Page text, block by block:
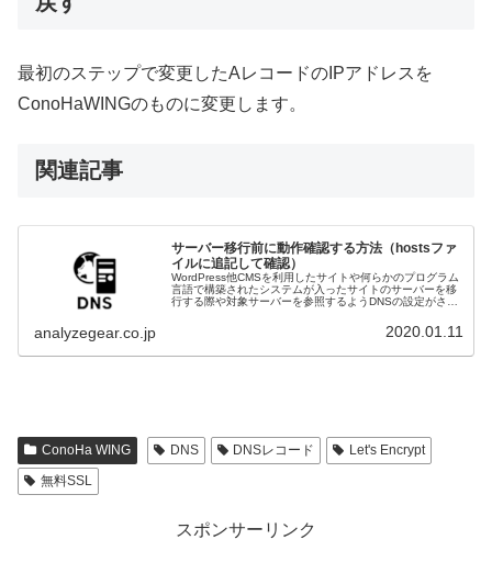
最初のステップで変更したAレコードのIPアドレスを
ConoHaWINGのものに変更します。
関連記事
サーバー移行前に動作確認する方法（hostsファ
イルに追記して確認）
WordPress他CMSを利用したサイトや何らかのプログラム
言語で構築されたシステムが入ったサイトのサーバーを移
行する際や対象サーバーを参照するようDNSの設定がされ
analyzegear.co.jp 2020.01.11
ConoHa WING DNS DNSレコード
Let's Encrypt
無料SSL
スポンサーリンク